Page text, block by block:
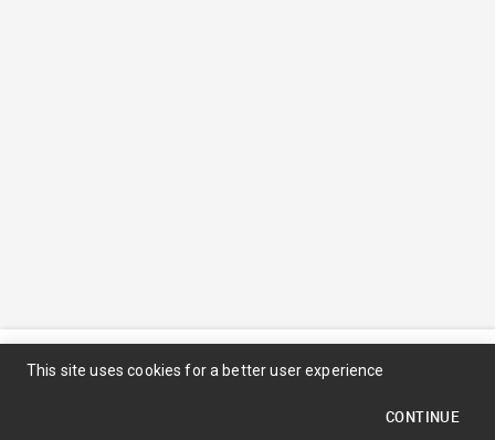
© 2026 © All rights reserved MANF - byInMedia Technologies
This site uses cookies for a better user experience
CONTINUE